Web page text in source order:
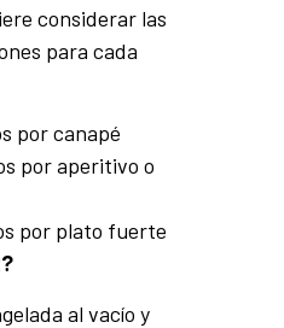
considerar las
para cada
por canapé
por aperitivo o
por plato fuerte
al vacío y